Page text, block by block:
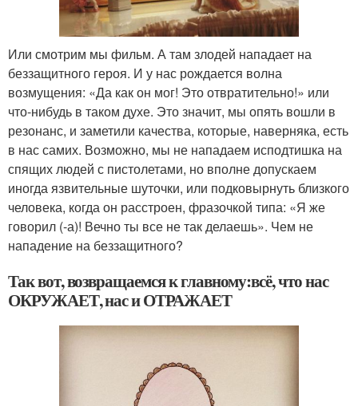
Или смотрим мы фильм. А там злодей нападает на
беззащитного героя. И у нас рождается волна
возмущения: «Да как он мог! Это отвратительно!» или
что-нибудь в таком духе. Это значит, мы опять вошли в
резонанс, и заметили качества, которые, наверняка, есть
в нас самих. Возможно, мы не нападаем исподтишка на
спящих людей с пистолетами, но вполне допускаем
иногда язвительные шуточки, или подковырнуть близкого
человека, когда он расстроен, фразочкой типа: «Я же
говорил (-а)! Вечно ты все не так делаешь». Чем не
нападение на беззащитного?
Так вот, возвращаемся к главному:всё, что нас
ОКРУЖАЕТ, нас и ОТРАЖАЕТ